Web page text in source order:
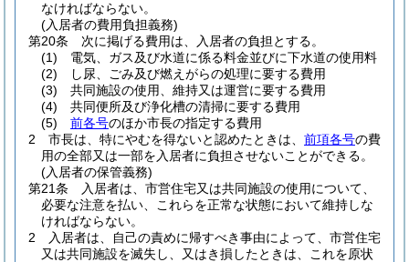
なければならない。
(入居者の費用負担義務)
第20条
次に掲げる費用は、入居者の負担とする。
(1)
電気、ガス及び水道に係る料金並びに下水道の使用料
(2)
し尿、ごみ及び燃えがらの処理に要する費用
(3)
共同施設の使用、維持又は運営に要する費用
(4)
共同便所及び浄化槽の清掃に要する費用
(5)
前各号のほか市長の指定する費用
2
市長は、特にやむを得ないと認めたときは、 前項各号の費
用の全部又は一部を入居者に負担させないことができる。
(入居者の保管義務)
第21条
入居者は、市営住宅又は共同施設の使用について、
必要な注意を払い、これらを正常な状態において維持しな
ければならない。
2
入居者は、自己の責めに帰すべき事由によって、市営住宅
又は共同施設を滅失し、又はき損したときは、これを原状